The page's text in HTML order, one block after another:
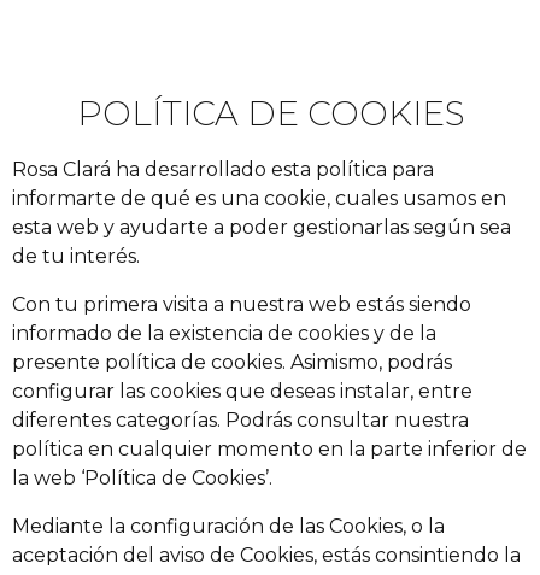
POLÍTICA DE COOKIES
Rosa Clará ha desarrollado esta política para
informarte de qué es una cookie, cuales usamos en
esta web y ayudarte a poder gestionarlas según sea
de tu interés.
Con tu primera visita a nuestra web estás siendo
informado de la existencia de cookies y de la
presente política de cookies. Asimismo, podrás
configurar las cookies que deseas instalar, entre
diferentes categorías. Podrás consultar nuestra
política en cualquier momento en la parte inferior de
la web ‘Política de Cookies’.
Mediante la configuración de las Cookies, o la
aceptación del aviso de Cookies, estás consintiendo la